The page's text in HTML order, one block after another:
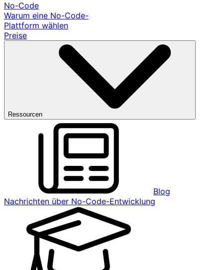
No-Code
Warum eine No-Code-
Plattform wählen
Preise
Ressourcen
Blog
Nachrichten über No-Code-Entwicklung